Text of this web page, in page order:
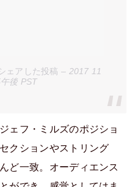
ェアした投稿 – 2017 11
後 PST
ェフ・ミルズのポジショ
クションやストリング
ど一致。オーディエンス